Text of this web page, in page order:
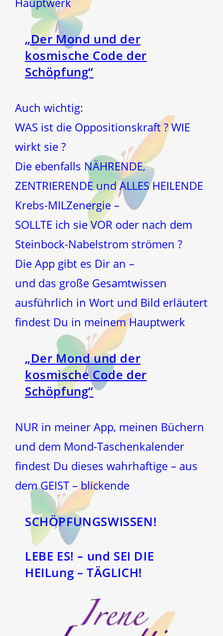
„Der Mond und der
kosmische Code der
Schöpfung“
Auch wichtig:
WAS ist die Oppositionskraft ? WIE
wirkt sie ?
Die ebenfalls NÄHRENDE,
ZENTRIERENDE und ALLES HEILENDE
Krebs-MILZenergie –
SOLLTE ich sie VOR oder nach dem
Steinbock-Nabelstrom strömen ?
Die App gibt es Dir an –
und das große Gesamtwissen
ausführlich in Wort und Bild erläutert
findest Du in meinem Hauptwerk
„Der Mond und der
kosmische Code der
Schöpfung“
NUR in meiner App, meinen Büchern
und dem Mond-Taschenkalender
findest Du dieses wahrhaftige – aus
dem GEIST – blickende
SCHÖPFUNGSWISSEN!
LEBE ES! – und SEI DIE
HEILung – TÄGLICH!